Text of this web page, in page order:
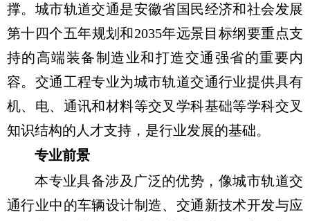
撑。城市轨道交通是安徽省国民经济和社会发展
第十四个五年规划和2035年远景目标纲要重点支
持的高端装备制造业和打造交通强省的重要内
容。交通工程专业为城市轨道交通行业提供具有
机、电、通讯和材料等交叉学科基础等学科交叉
知识结构的人才支持，是行业发展的基础。
专业前景
本专业具备涉及广泛的优势，像城市轨道交
通行业中的车辆设计制造、交通新技术开发与应